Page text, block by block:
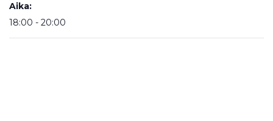
Aika:
18:00 - 20:00